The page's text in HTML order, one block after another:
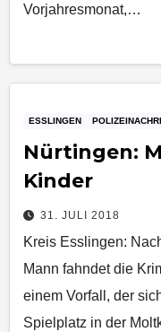
Vorjahresmonat,…
ESSLINGEN
Nürtingen:
Kinder
31. JULI 2018
Kreis Esslingen:
Mann fahndet die
einem Vorfall, der
Spielplatz in der